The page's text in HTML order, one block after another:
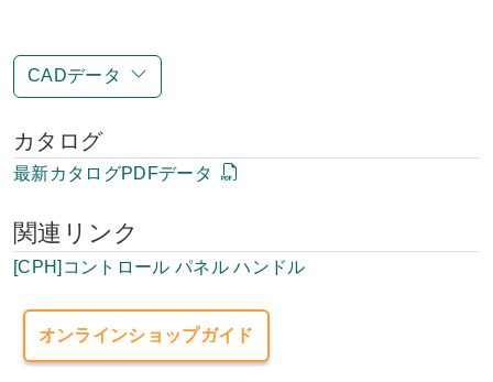
CADデータ
カタログ
最新カタログPDFデータ
関連リンク
[CPH]コントロール パネル ハンドル
オンラインショップガイド